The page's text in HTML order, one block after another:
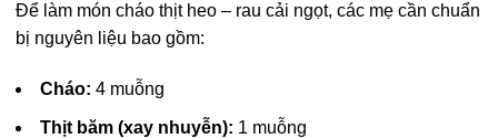
Để làm món cháo thịt heo – rau cải ngọt, các mẹ cần chuẩn
bị nguyên liệu bao gồm:
Cháo: 4 muỗng
Thịt băm (xay nhuyễn): 1 muỗng